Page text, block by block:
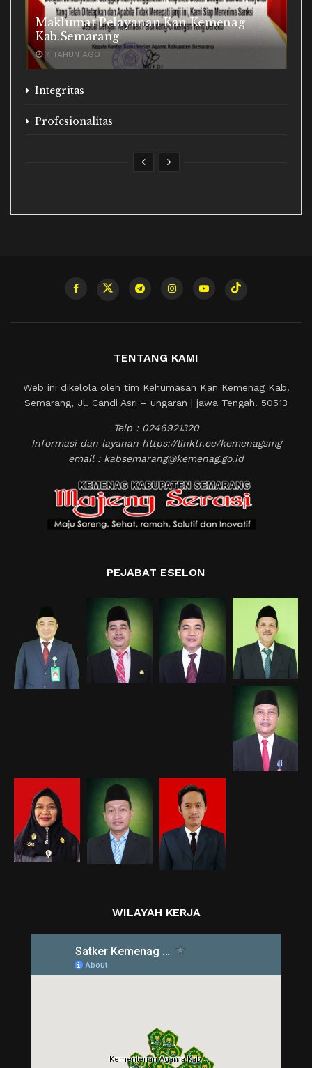
Maklumat Pelayanan Kan Kemenag
Kab.Semarang
7 TAHUN AGO
Integritas
Profesionalitas
TENTANG KAMI
Web ini dikelola oleh tim Kehumasan Kan Kemenag Kab.
Semarang, Jl. Candi Asri – ungaran | jawa Tengah. 50513
Telp : 0246921320
Informasi dan layanan https://linktr.ee/kemenagsmg
email : kabsemarang@kemenag.go.id
PEJABAT ESELON
WILAYAH KERJA